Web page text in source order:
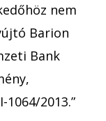
nem
Barion
Bank
1064/2013.”